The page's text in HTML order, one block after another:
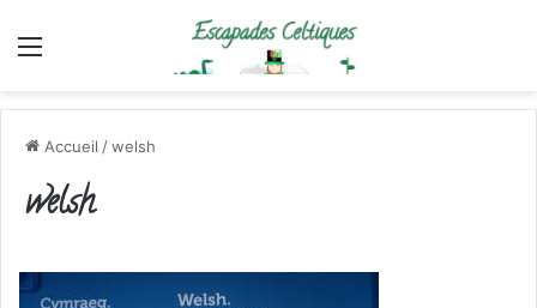
Menu
Accueil /welsh
welsh